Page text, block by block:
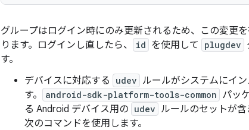
グループはログイン時にのみ更新されるため、この変更
ります。ログインし直したら、
id を使用して plugdev
す。
デバイスに対応する
udev ルールがシステムにイ
す。
android-sdk-platform-tools-common パッ
る Android デバイス用の udev ルールのセットが含
次のコマンドを使用します。